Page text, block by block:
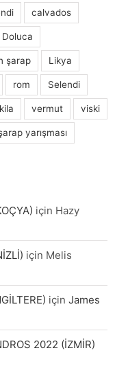
calvados
Doluca
şarap Likya
rom Selendi
vermut viski
yarışması
için Hazy
için Melis
için James
2022 (İZMİR)